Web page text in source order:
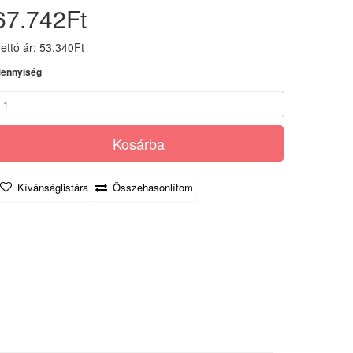
ár: 53.340Ft
Kosárba
Kívánságlistára Összehasonlítom